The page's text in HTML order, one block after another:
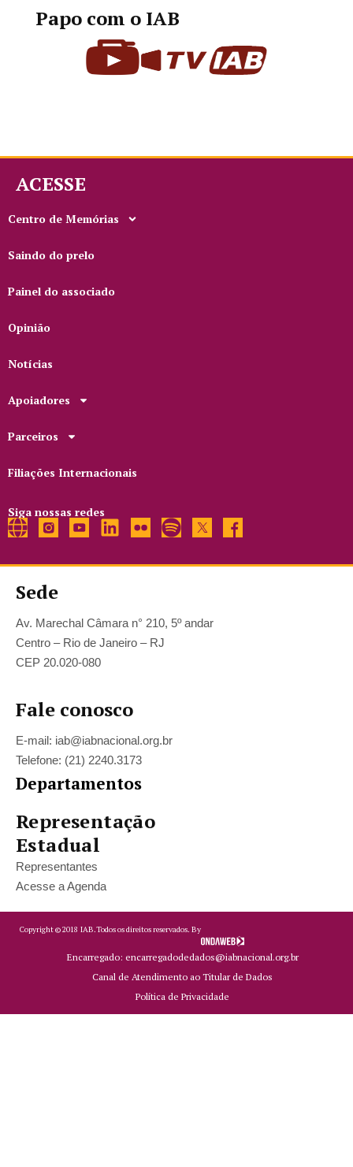
Papo com o IAB
ACESSE
Centro de Memórias
Saindo do prelo
Painel do associado
Opinião
Notícias
Apoiadores
Parceiros
Filiações Internacionais
Siga nossas redes
Sede
Av. Marechal Câmara n° 210, 5º andar
Centro – Rio de Janeiro – RJ
CEP 20.020-080
Fale conosco
E-mail: iab@iabnacional.org.br
Telefone: (21) 2240.3173
Departamentos
Representação
Estadual
Representantes
Acesse a Agenda
Copyright ©2018 IAB.Todos os direitos reservados. By
Encarregado: encarregadodedados@iabnacional.org.br
Canal de Atendimento ao Titular de Dados
Política de Privacidade